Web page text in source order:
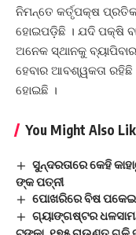
ନିମନ୍ତେ କର୍ତୃପକ୍ଷ
ହୋଇପଡ଼ିଛି । ଯଦି ପକ୍ଷି
ଅନେକ ସ୍ଥାନକୁ
ହେବାର ଆବଶ୍ୱକତା
ହୋଇଛି ।
You Might Also
ସୁନ୍ଦରତାରେ କେହି
ଙ୍କ ପତ୍ନୀ
ପୋଖରିରେ ବିଷ ପକେଇ
ଗ୍ୟାଙ୍ଗଷ୍ଟର